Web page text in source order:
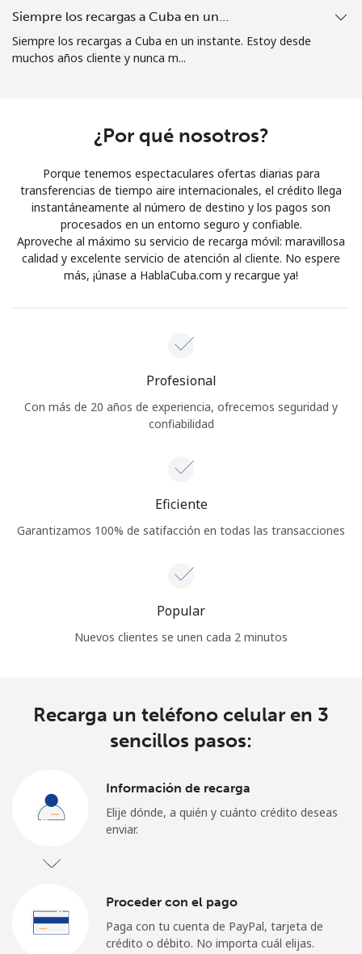
Continuar con
Siempre los recargas a Cuba en un…
Siempre los recargas a Cuba en un instante. Estoy desde
muchos años cliente y nunca m...
¿Por qué nosotros?
Porque tenemos espectaculares ofertas diarias para
transferencias de tiempo aire internacionales, el crédito llega
instantáneamente al número de destino y los pagos son
procesados en un entorno seguro y confiable.
Aproveche al máximo su servicio de recarga móvil: maravillosa
calidad y excelente servicio de atención al cliente. No espere
más, ¡únase a HablaCuba.com y recargue ya!
Profesional
Con más de 20 años de experiencia, ofrecemos seguridad y
confiabilidad
Eficiente
Garantizamos 100% de satifacción en todas las transacciones
Popular
Nuevos clientes se unen cada 2 minutos
Recarga un teléfono celular en 3
sencillos pasos:
Información de recarga
Elije dónde, a quién y cuánto crédito deseas
enviar.
Proceder con el pago
Paga con tu cuenta de PayPal, tarjeta de
crédito o débito. No importa cuál elijas.